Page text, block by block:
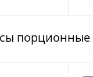
порционные